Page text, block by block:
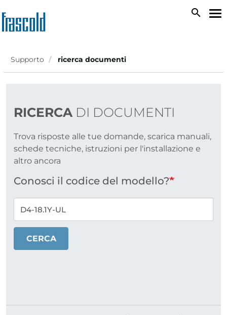
al
contenuto
search
Supporto ricerca documenti
RICERCADI DOCUMENTI
Trova risposte alle tue domande, scarica manuali,
schede tecniche, istruzioni per l'installazione e
altro ancora
Conosci il codice del modello?
CERCA